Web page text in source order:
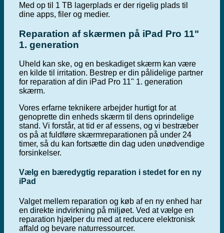
Med op til 1 TB lagerplads er der rigelig plads til
dine apps, filer og medier.
Reparation af skærmen på iPad Pro 11"
1. generation
Uheld kan ske, og en beskadiget skærm kan være
en kilde til irritation. Bestrep er din pålidelige partner
for reparation af din iPad Pro 11" 1. generation
skærm.
Vores erfarne teknikere arbejder hurtigt for at
genoprette din enheds skærm til dens oprindelige
stand. Vi forstår, at tid er af essens, og vi bestræber
os på at fuldføre skærmreparationen på under 24
timer, så du kan fortsætte din dag uden unødvendige
forsinkelser.
Vælg en bæredygtig reparation i stedet for en ny
iPad
Valget mellem reparation og køb af en ny enhed har
en direkte indvirkning på miljøet. Ved at vælge en
reparation hjælper du med at reducere elektronisk
affald og bevare naturressourcer.